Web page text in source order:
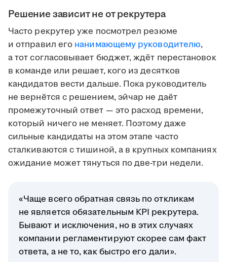
Решение зависит не от рекрутера
Часто рекрутер уже посмотрел резюме
и отправил его нанимающему руководителю,
а тот согласовывает бюджет, ждёт перестановок
в команде или решает, кого из десятков
кандидатов вести дальше. Пока руководитель
не вернётся с решением, эйчар не даёт
промежуточный ответ — это расход времени,
который ничего не меняет. Поэтому даже
сильные кандидаты на этом этапе часто
сталкиваются с тишиной, а в крупных компаниях
ожидание может тянуться по две-три недели.
«Чаще всего обратная связь по откликам
не является обязательным KPI рекрутера.
Бывают и исключения, но в этих случаях
компании регламентируют скорее сам факт
ответа, а не то, как быстро его дали».